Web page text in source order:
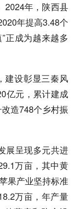
2024年，陕西县
年提高3.48个
正成为越来越多
建设彰显三秦风
亿元，累计建成
造748个乡村振
展呈现多元共进
万亩，其中黄
果产业坚持标准
万亩，年产量